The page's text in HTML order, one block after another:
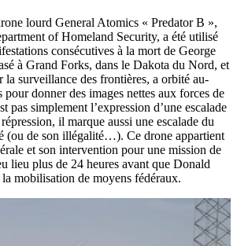
lourd General Atomics « Predator B »,
of Homeland Security, a été utilisé
consécutives à la mort de George
à Grand Forks, dans le Dakota du Nord, et
la surveillance des frontières, a orbité au-
pour donner des images nettes aux forces de
pas simplement l’expression d’une escalade
il marque aussi une escalade du
(ou de son illégalité…). Ce drone appartient
et son intervention pour une mission de
lieu plus de 24 heures avant que Donald
mobilisation de moyens fédéraux.